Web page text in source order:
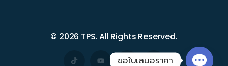
© 2026 TPS. All Rights Reserved.
ขอใบเสนอราคา